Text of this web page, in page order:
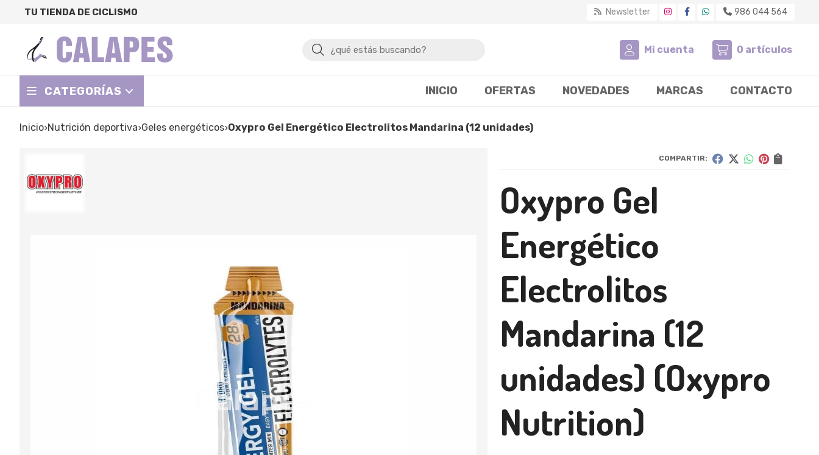
TU TIENDA DE CICLISMO Newsletter 986 044 564
Buscar Mi cuenta 0 artículos
CATEGORÍAS INICIO OFERTAS NOVEDADES MARCAS CONTACTO
Inicio nutrición deportiva geles energéticos Oxypro Gel Energético Electrolitos Mandarina (12 unidades)
COMPARTIR:
Oxypro Gel
Energético
Electrolitos
Mandarina (12
unidades) (Oxypro
Nutrition)